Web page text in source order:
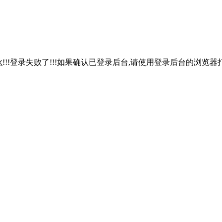
!!!登录失败了!!!如果确认已登录后台,请使用登录后台的浏览器